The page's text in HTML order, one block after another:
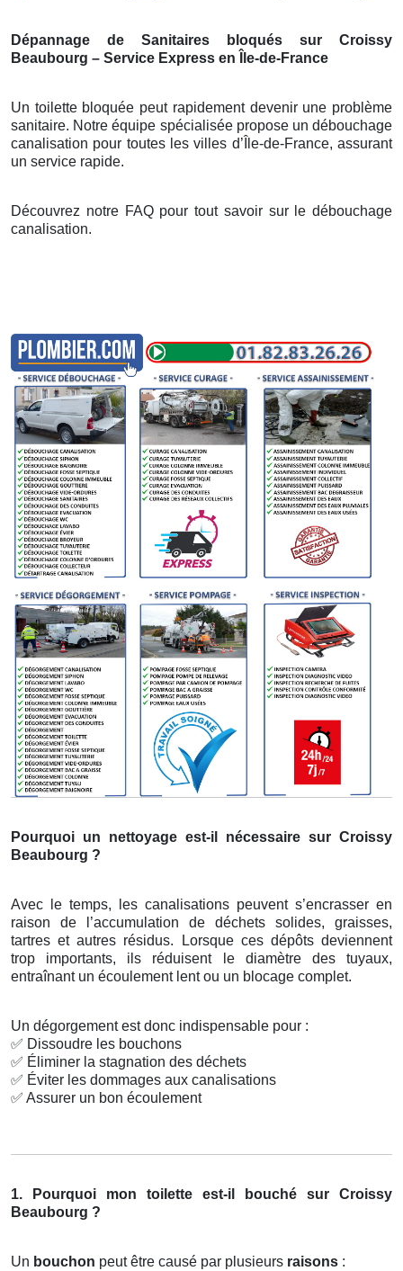
Dépannage de Sanitaires bloqués sur Croissy
Beaubourg – Service Express en Île-de-France
Un toilette bloquée peut rapidement devenir une problème
sanitaire. Notre équipe spécialisée propose un débouchage
canalisation pour toutes les villes d’Île-de-France, assurant
un service rapide.
Découvrez notre FAQ pour tout savoir sur le débouchage
canalisation.
Pourquoi un nettoyage est-il nécessaire sur Croissy
Beaubourg ?
Avec le temps, les canalisations peuvent s’encrasser en
raison de l’accumulation de déchets solides, graisses,
tartres et autres résidus. Lorsque ces dépôts deviennent
trop importants, ils réduisent le diamètre des tuyaux,
entraînant un écoulement lent ou un blocage complet.
Un dégorgement est donc indispensable pour :
✅ Dissoudre les bouchons
✅ Éliminer la stagnation des déchets
✅ Éviter les dommages aux canalisations
✅ Assurer un bon écoulement
1. Pourquoi mon toilette est-il bouché sur Croissy
Beaubourg ?
Un bouchon peut être causé par plusieurs raisons :